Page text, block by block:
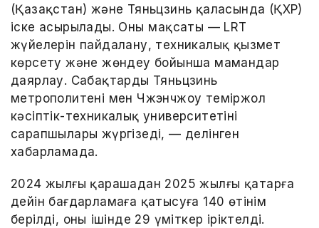
(Қазақстан) және Тяньцзинь қаласында (ҚХР)
іске асырылады. Оның мақсаты — LRT
жүйелерін пайдалану, техникалық қызмет
көрсету және жөндеу бойынша мамандар
даярлау. Сабақтарды Тяньцзинь
метрополитені мен Чжэнчжоу теміржол
кәсіптік-техникалық университетінің
сарапшылары жүргізеді, — делінген
хабарламада.
2024 жылғы қарашадан 2025 жылғы қаңтарға
дейін бағдарламаға қатысуға 140 өтінім
берілді, оның ішінде 29 үміткер іріктелді.